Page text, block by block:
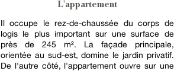
L'appartement
Il occupe le rez-de-chaussée du corps de
logis le plus important sur une surface de
près de 245 m². La façade principale,
orientée au sud-est, domine le jardin privatif.
De l'autre côté, l'appartement ouvre sur une